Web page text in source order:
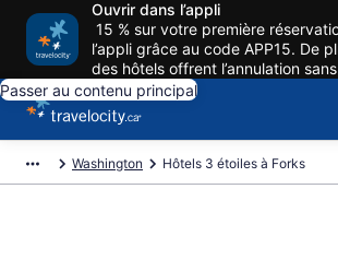
Ouvrir dans l’appli
15 % sur votre première
l’appli grâce au code APP15. De
des hôtels offrent l’annulation
Passer au contenu principal
Washington Hôtels 3 étoiles à Forks